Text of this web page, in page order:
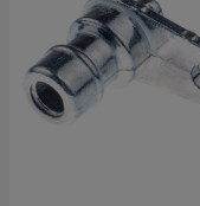
Tryck här för
Husqvarna
Tryck här för
Husqvarna